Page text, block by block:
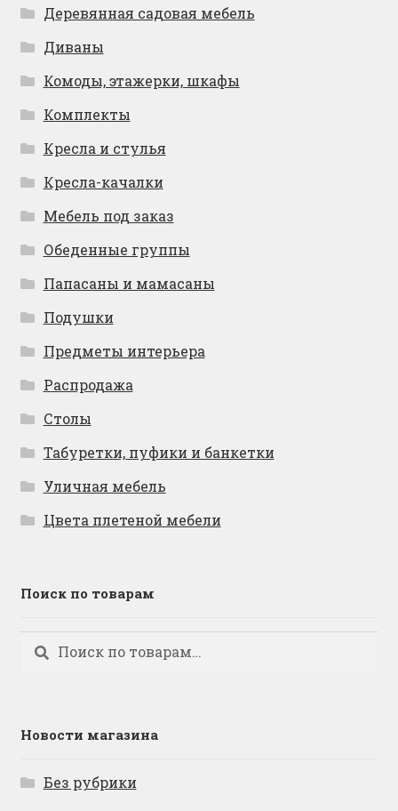
Деревянная садовая мебель
Диваны
Комоды, этажерки, шкафы
Комплекты
Кресла и стулья
Кресла-качалки
Мебель под заказ
Обеденные группы
Папасаны и мамасаны
Подушки
Предметы интерьера
Распродажа
Столы
Табуретки, пуфики и банкетки
Уличная мебель
Цвета плетеной мебели
Поиск по товарам
Искать:
Поиск
Новости магазина
Без рубрики